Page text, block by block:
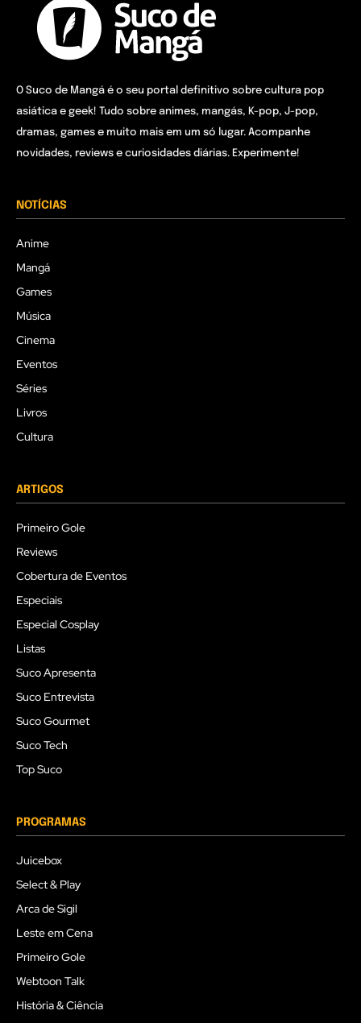
O Suco de Mangá é o seu portal definitivo sobre cultura pop
asiática e geek! Tudo sobre animes, mangás, K-pop, J-pop,
dramas, games e muito mais em um só lugar. Acompanhe
novidades, reviews e curiosidades diárias. Experimente!
NOTÍCIAS
Anime
Mangá
Games
Música
Cinema
Eventos
Séries
Livros
Cultura
ARTIGOS
Primeiro Gole
Reviews
Cobertura de Eventos
Especiais
Especial Cosplay
Listas
Suco Apresenta
Suco Entrevista
Suco Gourmet
Suco Tech
Top Suco
PROGRAMAS
Juicebox
Select & Play
Arca de Sigil
Leste em Cena
Primeiro Gole
Webtoon Talk
História & Ciência